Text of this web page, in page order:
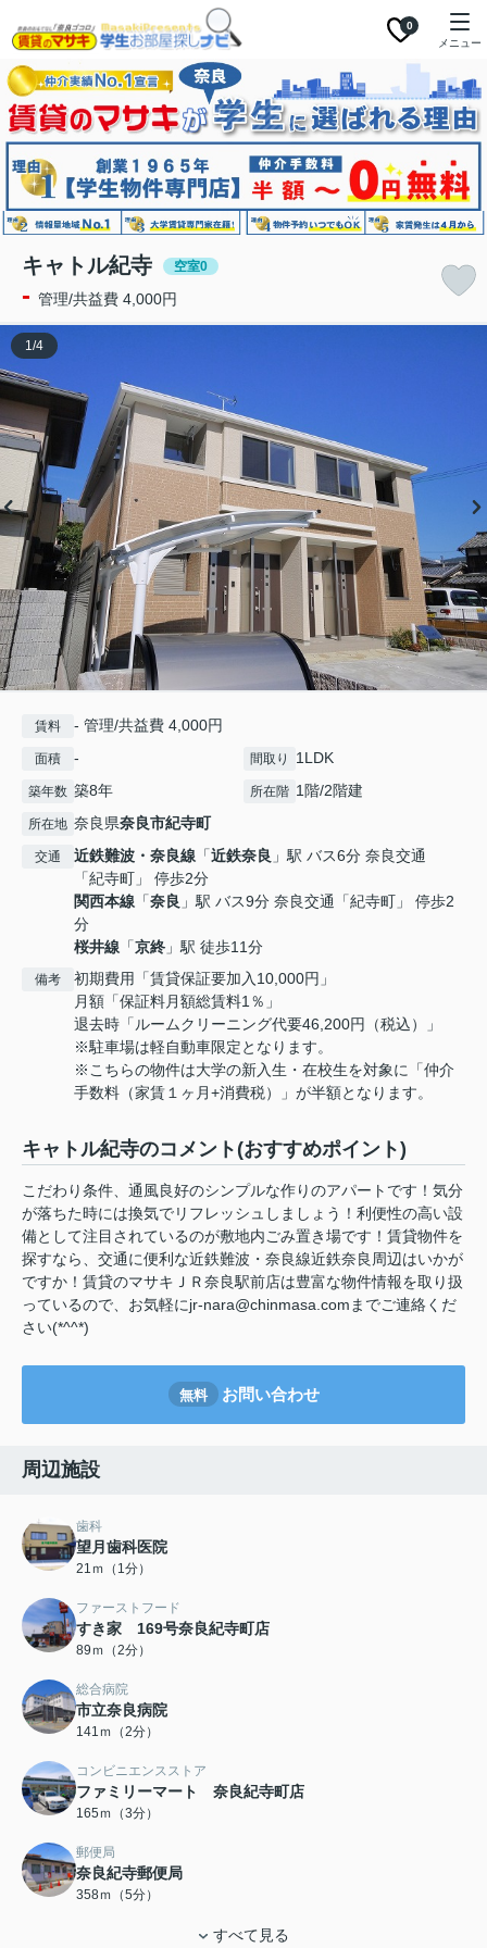
0
メニュー
キャトル紀寺 空室0
- 管理/共益費 4,000円
1/4
賃料 - 管理/共益費 4,000円
面積 - 間取り 1LDK
築年数 築8年 所在階 1階/2階建
所在地 奈良県奈良市紀寺町
交通 近鉄難波・奈良線 「近鉄奈良 」駅 バス6分 奈良交通
「紀寺町」 停歩2分
関西本線 「奈良 」駅 バス9分 奈良交通「紀寺町」 停歩2
分
桜井線 「京終 」駅 徒歩11分
備考
初期費用「賃貸保証要加入10,000円」
月額「保証料月額総賃料1％」
退去時「ルームクリーニング代要46,200円（税込）」
※駐車場は軽自動車限定となります。
※こちらの物件は大学の新入生・在校生を対象に「仲介
手数料（家賃１ヶ月+消費税）」が半額となります。
キャトル紀寺のコメント(おすすめポイント)
こだわり条件、通風良好のシンプルな作りのアパートです！気分
が落ちた時には換気でリフレッシュしましょう！利便性の高い設
備として注目されているのが敷地内ごみ置き場です！賃貸物件を
探すなら、交通に便利な近鉄難波・奈良線近鉄奈良周辺はいかが
ですか！賃貸のマサキＪＲ奈良駅前店は豊富な物件情報を取り扱
っているので、お気軽にjr-nara@chinmasa.comまでご連絡くだ
さい(*^^*)
無料 お問い合わせ
周辺施設
歯科
望月歯科医院
21ｍ（1分）
ファーストフード
すき家 169号奈良紀寺町店
89ｍ（2分）
総合病院
市立奈良病院
141ｍ（2分）
コンビニエンスストア
ファミリーマート 奈良紀寺町店
165ｍ（3分）
郵便局
奈良紀寺郵便局
358ｍ（5分）
すべて見る